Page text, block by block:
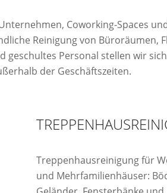
Coworking-Spaces
Reinigung von
geschultes Personal stellen wir
der Geschäftszeiten.
Treppenhausreinigung für
und Mehrfamilienhäuser: